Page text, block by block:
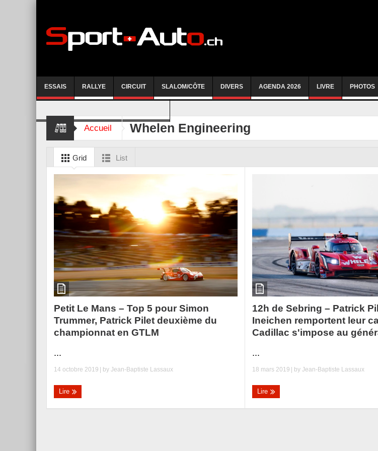
ESSAIS RALLYE CIRCUIT SLALOM/CÔTE DIVERS AGENDA 2026 LIVRE PHOTOS
Accueil Whelen Engineering
Grid List
Petit Le Mans – Top 5 pour Simon
Trummer, Patrick Pilet deuxième du
championnat en GTLM
...
14 octobre 2019 | by Jean-Baptiste Lassaux
Lire
12h de Sebring – Patrick
Ineichen remportent leur
Cadillac s'impose au
...
18 mars 2019 | byJean-Baptiste Lassaux
Lire